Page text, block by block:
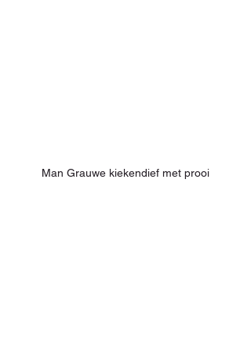
Man Grauwe kiekendief met prooi